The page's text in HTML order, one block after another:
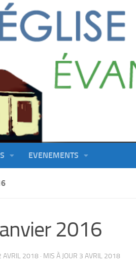
EVENEMENTS
2016
AVRIL 2018 · MIS À JOUR 3 AVRIL 2018